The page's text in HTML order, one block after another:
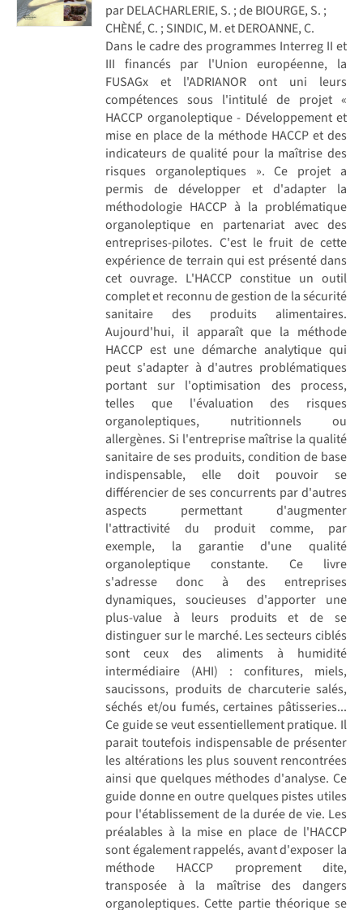
par DELACHARLERIE, S. ; de BIOURGE, S. ;
CHÈNÉ, C. ; SINDIC, M. et DEROANNE, C.
Dans le cadre des programmes Interreg II et
III financés par l'Union européenne, la
FUSAGx et l'ADRIANOR ont uni leurs
compétences sous l'intitulé de projet «
HACCP organoleptique - Développement et
mise en place de la méthode HACCP et des
indicateurs de qualité pour la maîtrise des
risques organoleptiques ». Ce projet a
permis de développer et d'adapter la
méthodologie HACCP à la problématique
organoleptique en partenariat avec des
entreprises-pilotes. C'est le fruit de cette
expérience de terrain qui est présenté dans
cet ouvrage. L'HACCP constitue un outil
complet et reconnu de gestion de la sécurité
sanitaire des produits alimentaires.
Aujourd'hui, il apparaît que la méthode
HACCP est une démarche analytique qui
peut s'adapter à d'autres problématiques
portant sur l'optimisation des process,
telles que l'évaluation des risques
organoleptiques, nutritionnels ou
allergènes. Si l'entreprise maîtrise la qualité
sanitaire de ses produits, condition de base
indispensable, elle doit pouvoir se
différencier de ses concurrents par d'autres
aspects permettant d'augmenter
l'attractivité du produit comme, par
exemple, la garantie d'une qualité
organoleptique constante. Ce livre
s'adresse donc à des entreprises
dynamiques, soucieuses d'apporter une
plus-value à leurs produits et de se
distinguer sur le marché. Les secteurs ciblés
sont ceux des aliments à humidité
intermédiaire (AHI) : confitures, miels,
saucissons, produits de charcuterie salés,
séchés et/ou fumés, certaines pâtisseries...
Ce guide se veut essentiellement pratique. Il
parait toutefois indispensable de présenter
les altérations les plus souvent rencontrées
ainsi que quelques méthodes d'analyse. Ce
guide donne en outre quelques pistes utiles
pour l'établissement de la durée de vie. Les
préalables à la mise en place de l'HACCP
sont également rappelés, avant d'exposer la
méthode HACCP proprement dite,
transposée à la maîtrise des dangers
organoleptiques. Cette partie théorique se